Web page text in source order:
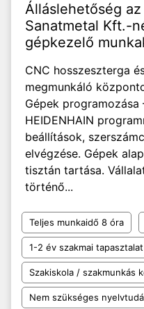
Álláslehetőség
Sanatmetal Kft.-
gépkezelő
CNC hosszeszterga
megmunkáló
Gépek programozása
HEIDENHAIN
beállítások,
elvégzése. Gépek
tisztán tartása.
történő...
Teljes munkaidő 8 óra
1-2 év szakmai tapasztalat
Szakiskola / szakmunkás
Nem szükséges